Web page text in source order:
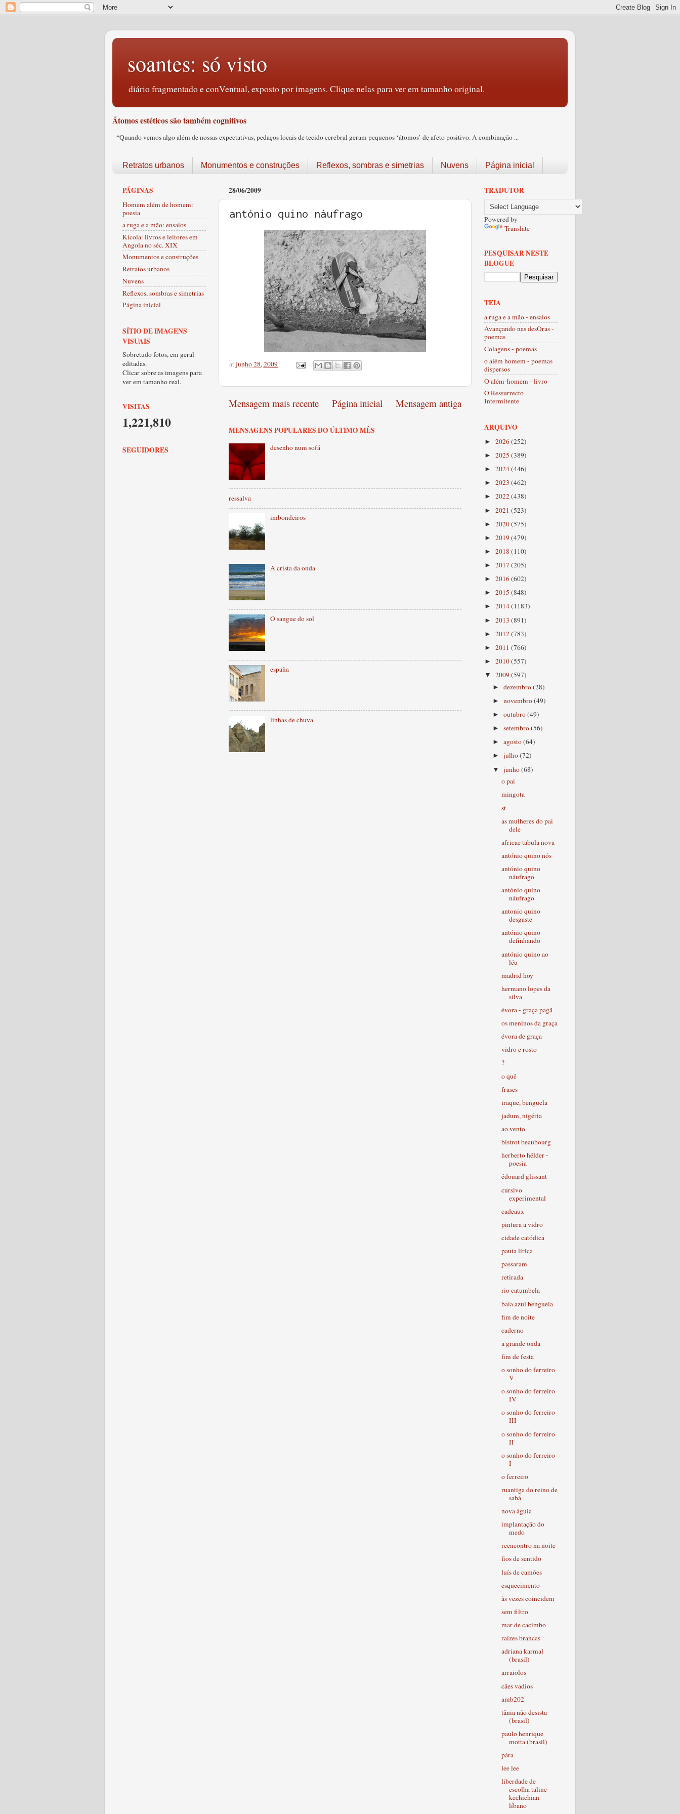
soantes: só visto
diário fragmentado e conVentual, exposto por imagens. Clique nelas para ver em tamanho original.
Átomos estéticos são também cognitivos
“Quando vemos algo além de nossas expectativas, pedaços locais de tecido cerebral geram pequenos ‘átomos’ de afeto positivo. A combinação ...
Retratos urbanos Monumentos e construções Reflexos, sombras e simetrias Nuvens Página inicial
28/06/2009
antónio quino náufrago
atjunho 28, 2009
Mensagem mais recente Mensagem antiga
Página inicial
MENSAGENS POPULARES DO ÚLTIMO MÊS
desenho num sofá
ressalva
imbondeiros
A crista da onda
O sangue do sol
españa
linhas de chuva
PÁGINAS
Homem além de homem:
poesia
a ruga e a mão: ensaios
Kicola: livros e leitores em
Angola no séc. XIX
Monumentos e construções
Retratos urbanos
Nuvens
Reflexos, sombras e simetrias
Página inicial
SÍTIO DE IMAGENS
VISUAIS
Sobretudo fotos, em geral
editadas.
Clicar sobre as imagens para
ver em tamanho real.
VISITAS
1,221,810
SEGUIDORES
TRADUTOR
Powered by
Translate
PESQUISAR NESTE
BLOGUE
TEIA
a ruga e a mão - ensaios
Avançando nas desOras -
poemas
Colagens - poemas
o além homem - poemas
dispersos
O além-homem - livro
O Ressurrecto
Intermitente
ARQUIVO
► 2026(252)
► 2025 (389)
► 2024(446)
► 2023 (462)
► 2022(438)
► 2021 (523)
► 2020(575)
► 2019(479)
► 2018 (110)
► 2017 (205)
► 2016(602)
► 2015 (848)
► 2014(1183)
► 2013 (891)
► 2012(783)
► 2011 (766)
► 2010(557)
▼ 2009(597)
►dezembro(28)
►novembro(49)
►outubro(49)
►setembro(56)
►agosto(64)
►julho(72)
▼junho(68)
o pai
mingota
st
as mulheres do pai
dele
africae tabula nova
antónio quino nós
antónio quino
náufrago
antónio quino
náufrago
antonio quino
desgaste
antónio quino
definhando
antónio quino ao
léu
madrid hoy
hermano lopes da
silva
évora - graça pagã
os meninos da graça
évora de graça
vidro e rosto
?
o quê
frases
iraque, benguela
jadum, nigéria
ao vento
bistrot beaubourg
herberto hélder -
poesia
édouard glissant
cursivo
experimental
cadeaux
pintura a vidro
cidade catódica
pauta lírica
passaram
retirada
rio catumbela
baía azul benguela
fim de noite
caderno
a grande onda
fim de festa
o sonho do ferreiro
V
o sonho do ferreiro
IV
o sonho do ferreiro
III
o sonho do ferreiro
II
o sonho do ferreiro
I
o ferreiro
ruantiga do reino de
sabá
nova águia
implantação do
medo
reencontro na noite
fios de sentido
luís de camões
esquecimento
às vezes coincidem
sem filtro
mar de cacimbo
raízes brancas
adriana karmal
(brasil)
arraiolos
cães vadios
amb202
tânia não desista
(brasil)
paulo henrique
motta (brasil)
pára
lee lee
liberdade de
escolha taline
kechichian
líbano